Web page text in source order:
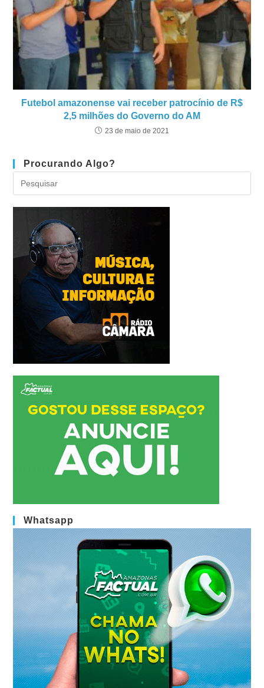
Futebol amazonense vai receber patrocínio de R$
2,5 milhões do Governo do AM
23 de maio de 2021
Procurando Algo?
Whatsapp